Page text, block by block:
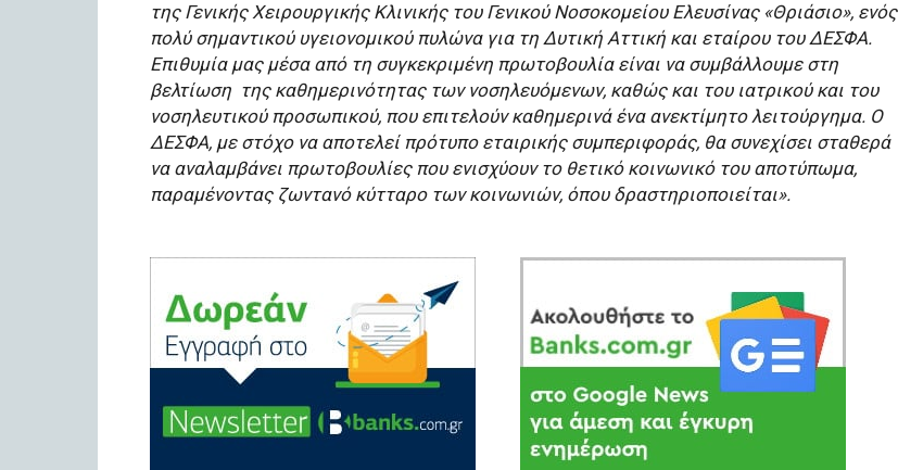
της Γενικής Χειρουργικής Κλινικής του Γενικού Νοσοκομείου Ελευσίνας «Θριάσιο», ενός
πολύ σημαντικού υγειονομικού πυλώνα για τη Δυτική Αττική και εταίρου του ΔΕΣΦΑ.
Επιθυμία μας μέσα από τη συγκεκριμένη πρωτοβουλία είναι να συμβάλλουμε στη
βελτίωση της καθημερινότητας των νοσηλευόμενων, καθώς και του ιατρικού και του
νοσηλευτικού προσωπικού, που επιτελούν καθημερινά ένα ανεκτίμητο λειτούργημα. Ο
ΔΕΣΦΑ, με στόχο να αποτελεί πρότυπο εταιρικής συμπεριφοράς, θα συνεχίσει σταθερά
να αναλαμβάνει πρωτοβουλίες που ενισχύουν το θετικό κοινωνικό του αποτύπωμα,
παραμένοντας ζωντανό κύτταρο των κοινωνιών, όπου δραστηριοποιείται».